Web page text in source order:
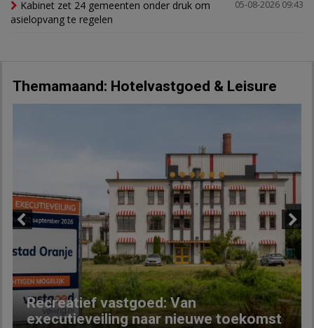
05-08-2026 09:43
Kabinet zet 24 gemeenten onder druk om
asielopvang te regelen
Themamaand: Hotelvastgoed & Leisure
Recreatief vastgoed: Van
executieveiling naar nieuwe toekomst
Next